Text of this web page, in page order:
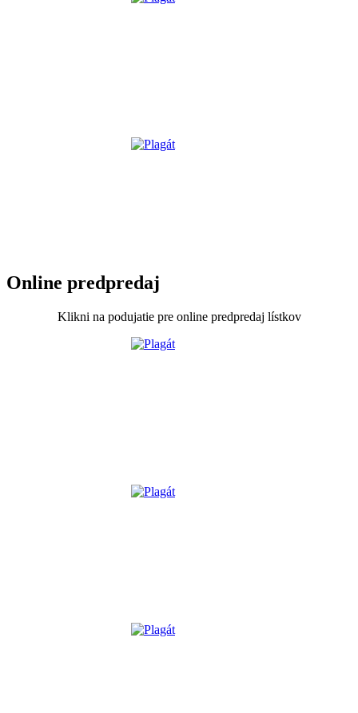
Online predpredaj
Klikni na podujatie pre online predpredaj lístkov